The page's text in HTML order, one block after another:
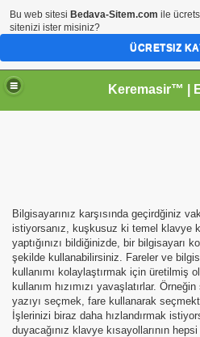
Bilgisayarınız karşısında geçirdğiniz
istiyorsanız, kuşkusuz ki temel klavye
yaptığınızı bildiğinizde, bir bilgisayarı
şekilde kullanabilirsiniz. Fareler ve
kullanımı kolaylaştırmak için üretilmiş
kullanım hızımızı yavaşlatırlar.
yazıyı seçmek, fare kullanarak
İşlerinizi biraz daha hızlandırmak
duyacağınız klavye kısayollarının
Bu web sitesi Bedava-Sitem.com ile
sitenizi ister misiniz?
ÜCRETSIZ